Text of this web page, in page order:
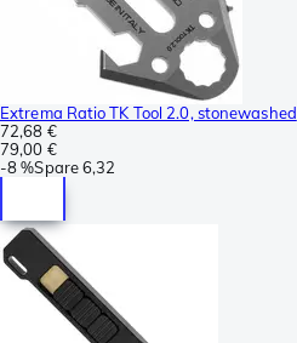
Extrema Ratio TK Tool 2.0, stonewashed
72,68 €
79,00 €
-8 %Spare6,32